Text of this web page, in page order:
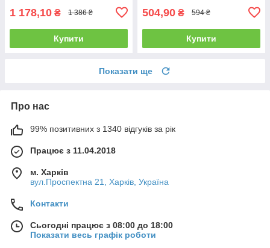
1 178,10 ₴ 1 386 ₴
Купити
504,90 ₴ 594 ₴
Купити
Показати ще
Про нас
99% позитивних з 1340 відгуків за рік
Працює з 11.04.2018
м. Харків
вул.Проспектна 21, Харків, Україна
Контакти
Сьогодні працює з 08:00 до 18:00
Показати весь графік роботи